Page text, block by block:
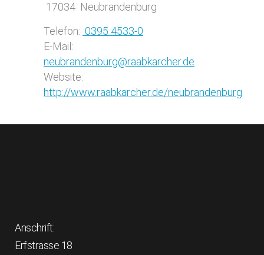
17034 Neubrandenburg
Telefon: 0395 4533-0
E-Mail:
neubrandenburg@raabkarcher.de
Website:
http://www.raabkarcher.de/neubrandenburg
Anschrift:
Erfstrasse 18